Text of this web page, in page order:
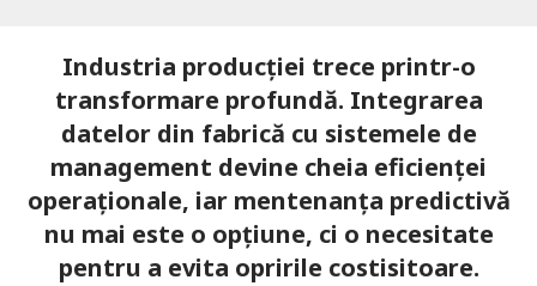
Industria producției trece printr-o
transformare profundă. Integrarea
datelor din fabrică cu sistemele de
management devine cheia eficienței
operaționale, iar mentenanța predictivă
nu mai este o opțiune, ci o necesitate
pentru a evita opririle costisitoare.